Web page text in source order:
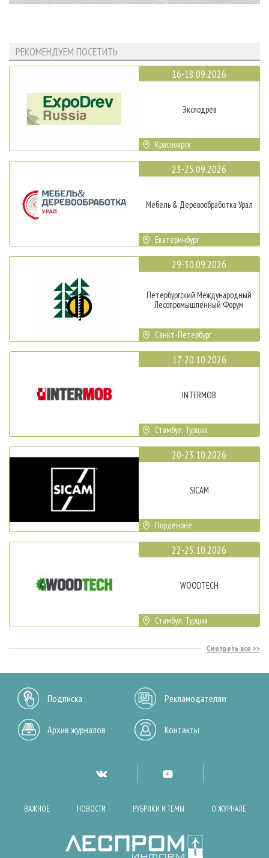
РЕКОМЕНДУЕМ ПОСЕТИТЬ
16-18.09.2026
Эксподрев
Красноярск
23-25.09.2026
Мебель & Деревообработка Урал
Екатеринбург
29-30.09.2026
Петербургский Международный
Лесопромышленный Форум
Санкт-Петербург
17-20.10.2026
INTERMOB
Стамбул, Турция
20-23.10.2026
SICAM
Порденоне
22-25.10.2026
WOODTECH
Стамбул, Турция
Смотреть все
Подписка Рекламодателям
Архив журналов Контакты
ВАЖНОЕ НОВОСТИ РУБРИКИ И ТЕМЫ О ЖУРНАЛЕ